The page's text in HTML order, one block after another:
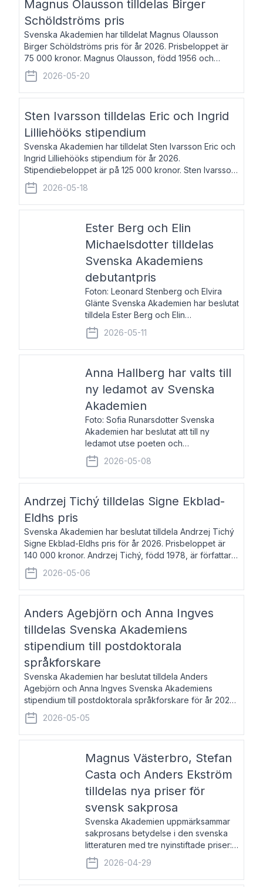
Magnus Olausson tilldelas Birger
Schöldströms pris
Svenska Akademien har tilldelat Magnus Olausson
Birger Schöldströms pris för år 2026. Prisbeloppet är
75 000 kronor. Magnus Olausson, född 1956 och
bosatt i Stockholm, är konstvetare, museiman och
hovman. Han disputerade 1993 vid Uppsala un
2026-05-20
Sten Ivarsson tilldelas Eric och Ingrid
Lilliehööks stipendium
Svenska Akademien har tilldelat Sten Ivarsson Eric och
Ingrid Lilliehööks stipendium för år 2026.
Stipendiebeloppet är på 125 000 kronor. Sten Ivarsson,
född 1979, är mediateksamordnare vid
Söderslättsgymnasiet i Trelleborg. Här har han på
2026-05-18
Ester Berg och Elin
Michaelsdotter tilldelas
Svenska Akademiens
debutantpris
Foton: Leonard Stenberg och Elvira
Glänte Svenska Akademien har beslutat
tilldela Ester Berg och Elin
Michaelsdotter Svenska Akademiens
debutantpris för år 2026. Priset är
nyinstiftat och syftar till att lyfta fram
2026-05-11
Anna Hallberg har valts till
ny ledamot av Svenska
Akademien
Foto: Sofia Runarsdotter Svenska
Akademien har beslutat att till ny
ledamot utse poeten och
litteraturkritikern Anna Hallberg. Hon
efterträder poeten Tua Forsström på
stol 18 och kommer att ta sitt inträde vid
2026-05-08
Andrzej Tichý tilldelas Signe Ekblad-
Eldhs pris
Svenska Akademien har beslutat tilldela Andrzej Tichý
Signe Ekblad-Eldhs pris för år 2026. Prisbeloppet är
140 000 kronor. Andrzej Tichý, född 1978, är författare
och kulturskribent. Han debuterade 2005 med den
lovordade romanen Sex liter l
2026-05-06
Anders Agebjörn och Anna Ingves
tilldelas Svenska Akademiens
stipendium till postdoktorala
språkforskare
Svenska Akademien har beslutat tilldela Anders
Agebjörn och Anna Ingves Svenska Akademiens
stipendium till postdoktorala språkforskare för år 2026.
Stipendiebeloppet är 75 000 kronor per mottagare.
Anders Agebjörn, född 1984, är universitet
2026-05-05
Magnus Västerbro, Stefan
Casta och Anders Ekström
tilldelas nya priser för
svensk sakprosa
Svenska Akademien uppmärksammar
sakprosans betydelse i den svenska
litteraturen med tre nyinstiftade priser:
Svenska Akademiens pris till
framstående författare av svensk
sakprosa som i år går till Magnus
2026-04-29